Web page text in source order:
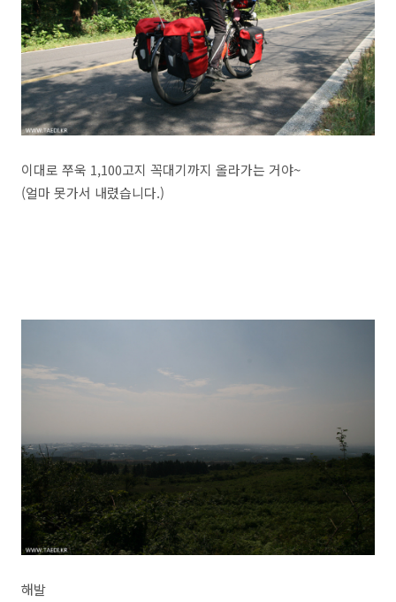
이대로 쭈욱 1,100고지 꼭대기까지 올라가는 거야~
(얼마 못가서 내렸습니다.)
해발